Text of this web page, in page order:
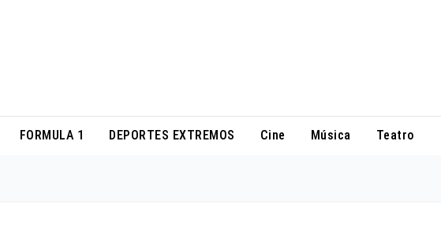
FORMULA 1 DEPORTES EXTREMOS Cine Música Teatro